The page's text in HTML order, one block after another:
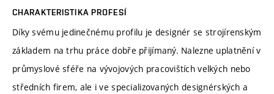
CHARAKTERISTIKA PROFESÍ
Díky svému jedinečnému profilu je designér se strojírenským
základem na trhu práce dobře přijímaný. Nalezne uplatnění v
průmyslové sféře na vývojových pracovištích velkých nebo
středních firem, ale i ve specializovaných designérských a